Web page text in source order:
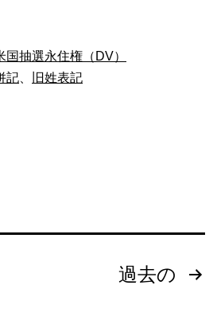
パ
ス
姓
国抽選永住権（DV）
記 旧姓表記
過去の